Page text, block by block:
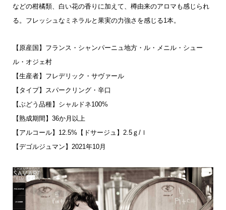
などの柑橘類、白い花の香りに加えて、樽由来のアロマも感じられ
る。フレッシュなミネラルと果実の力強さを感じる1本。
【原産国】フランス・シャンパーニュ地方・ル・メニル・シュー
ル・オジェ村
【生産者】フレデリック・サヴァール
【タイプ】スパークリング・辛口
【ぶどう品種】シャルドネ100%
【熟成期間】36か月以上
【アルコール】12.5%【ドサージュ】2.5ｇ/ｌ
【デゴルジュマン】2021年10月